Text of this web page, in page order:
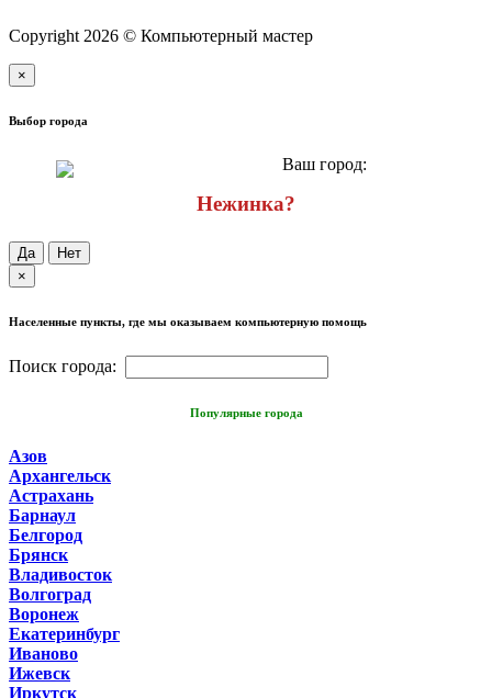
Copyright 2026 © Компьютерный мастер
×
Выбор города
Ваш город:
Нежинка?
Да
Нет
×
Населенные пункты, где мы оказываем компьютерную помощь
Поиск города:
Популярные города
Азов
Архангельск
Астрахань
Барнаул
Белгород
Брянск
Владивосток
Волгоград
Воронеж
Екатеринбург
Иваново
Ижевск
Иркутск